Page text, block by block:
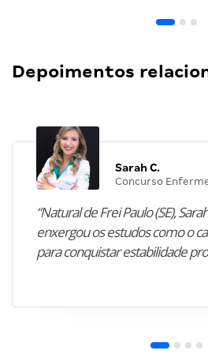
Depoimentos
Sarah C.
Concurso
“Natural de Frei Paulo (SE),
enxergou os estudos como o
para conquistar estabilidade